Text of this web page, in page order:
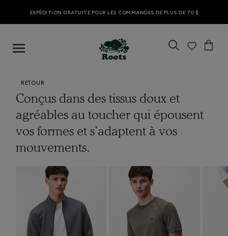
EXPÉDITION GRATUITE POUR LES COMMANDES DE PLUS DE 70 $
RETOUR
Conçus dans des tissus doux et
agréables au toucher qui épousent
vos formes et s’adaptent à vos
mouvements.